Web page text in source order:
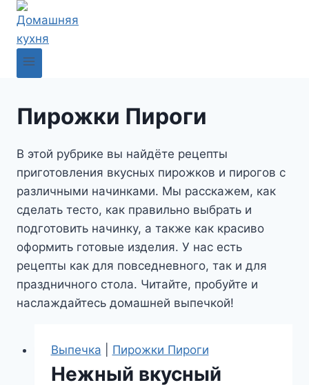
Перейти
содержимому
Пирожки Пироги
В этой рубрике вы найдёте рецепты
приготовления вкусных пирожков и пирогов с
различными начинками. Мы расскажем, как
сделать тесто, как правильно выбрать и
подготовить начинку, а также как красиво
оформить готовые изделия. У нас есть
рецепты как для повседневного, так и для
праздничного стола. Читайте, пробуйте и
наслаждайтесь домашней выпечкой!
Выпечка Пирожки Пироги
Нежный вкусный